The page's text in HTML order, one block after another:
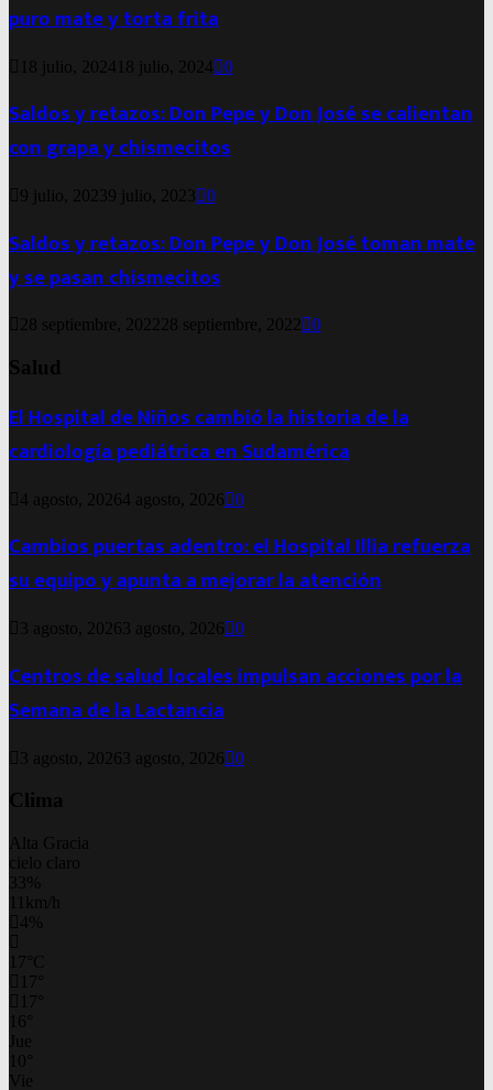
puro mate y torta frita
18 julio, 2024 18 julio, 2024 0
Saldos y retazos: Don Pepe y Don José se calientan
con grapa y chismecitos
9 julio, 20239 julio, 2023 0
Saldos y retazos: Don Pepe y Don José toman mate
y se pasan chismecitos
28 septiembre, 202228 septiembre, 2022 0
Salud
El Hospital de Niños cambió la historia de la
cardiología pediátrica en Sudamérica
4 agosto, 20264 agosto, 2026 0
Cambios puertas adentro: el Hospital Illia refuerza
su equipo y apunta a mejorar la atención
3 agosto, 2026 3 agosto, 2026 0
Centros de salud locales impulsan acciones por la
Semana de la Lactancia
3 agosto, 2026 3 agosto, 2026 0
Clima
Alta Gracia
cielo claro
33%
11km/h
4%
17 C
17
17
16
Jue
10
Vie